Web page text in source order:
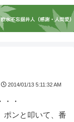
2014/01/13 5:11:32 AM
・
ポンと叩いて、番